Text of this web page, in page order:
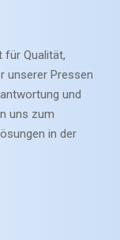
für Qualität,
unserer Pressen
und
uns zum
in der